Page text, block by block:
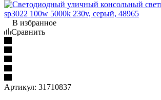
В избранное
Сравнить
Артикул: 31710837